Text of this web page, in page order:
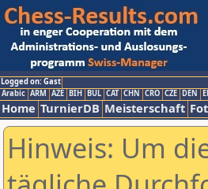
Logged on: Gast
Arabic ARM AZE BIH BUL CAT CHN CRO CZE DEN
Home TurnierDB Meisterschaft
Hinweis: Um